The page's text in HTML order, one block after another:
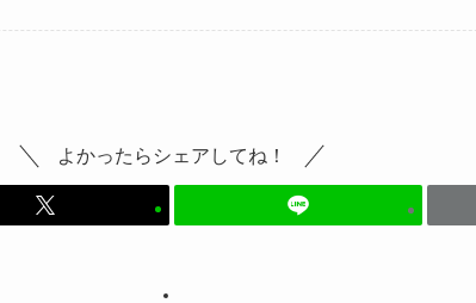
よかったらシェアしてね！